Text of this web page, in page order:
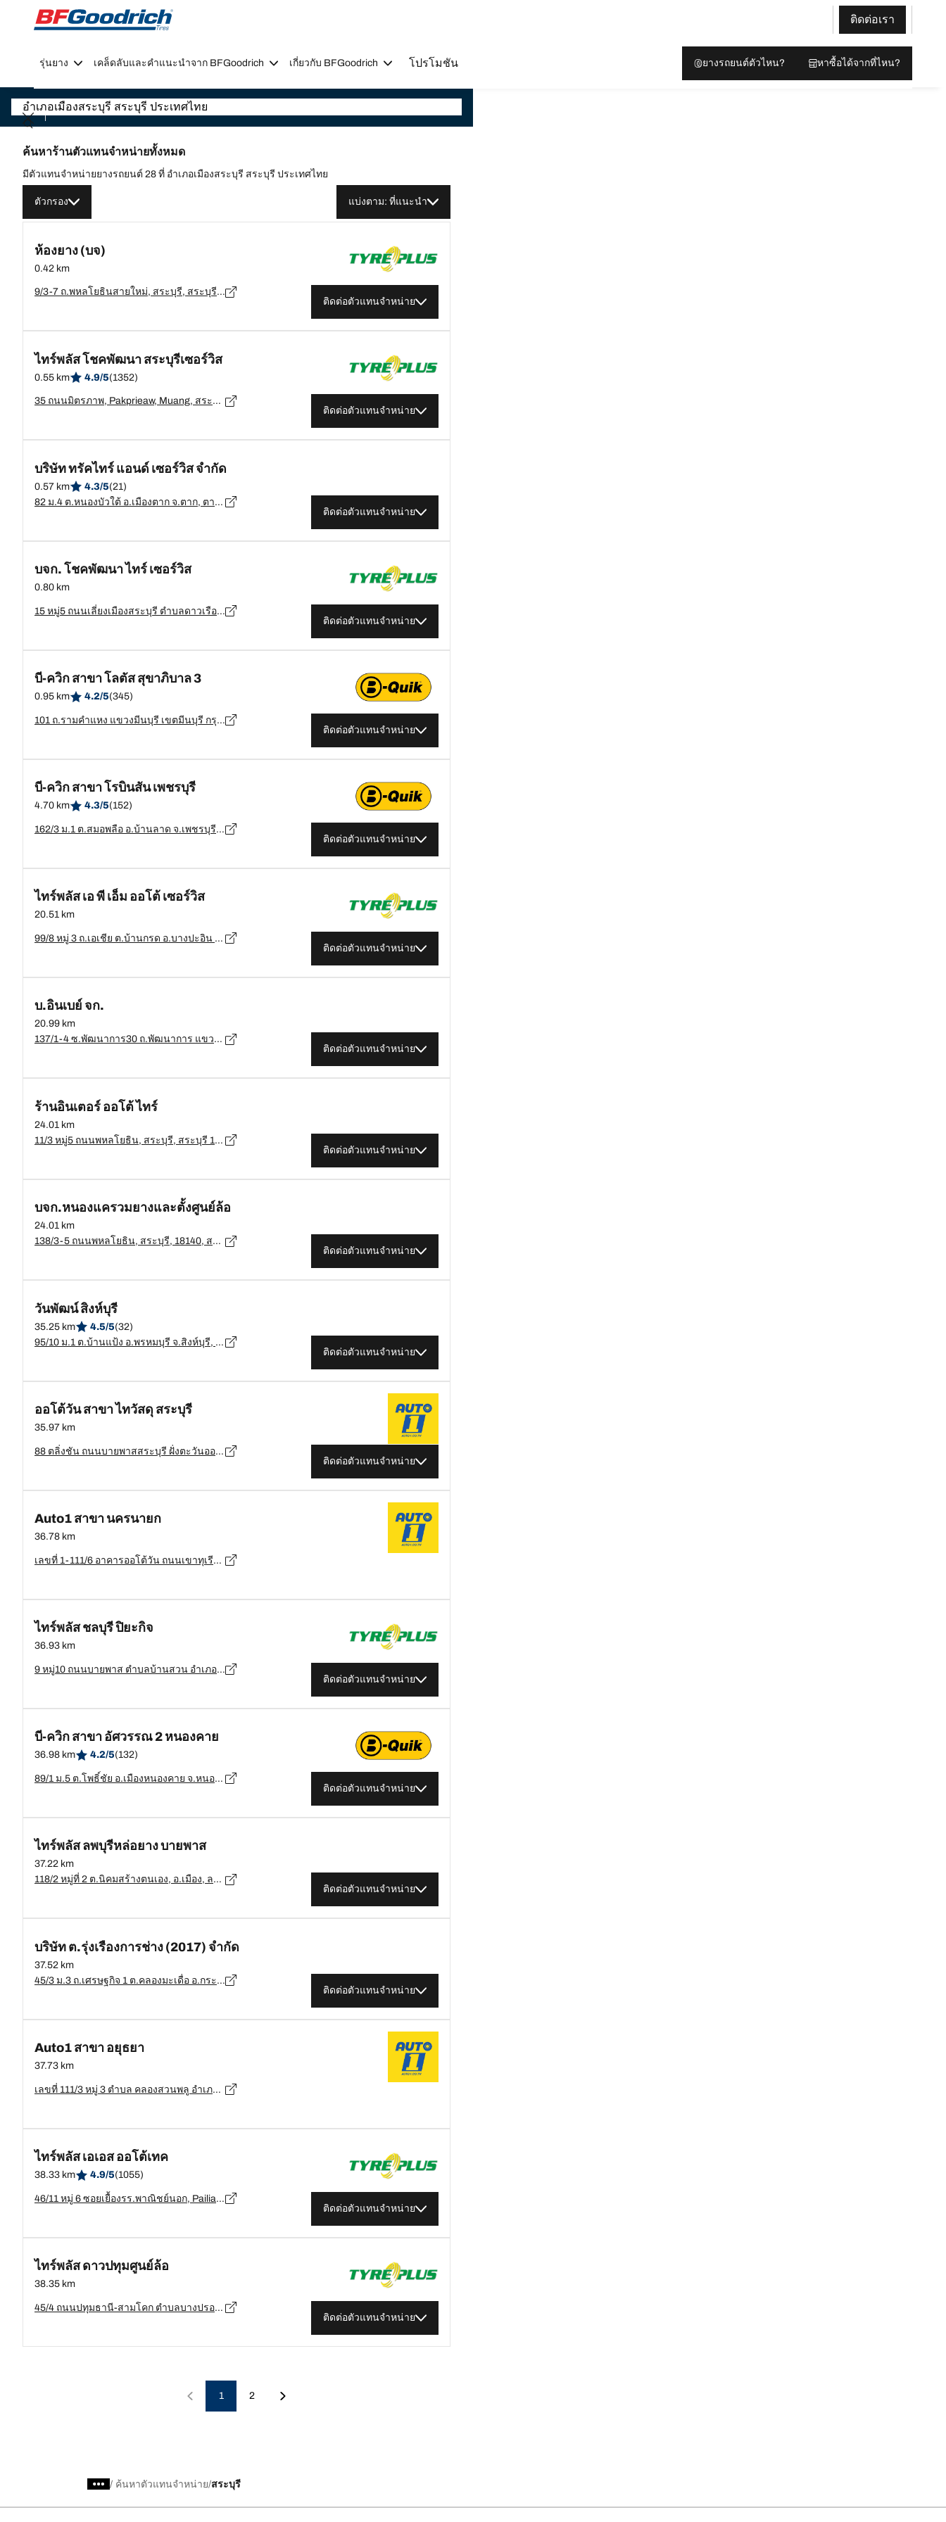
Go to page content
Go to page navigation
ติดต่อเรา
รุ่นยาง เคล็ดลับและคำแนะนำจาก BFGoodrich เกี่ยวกับ BFGoodrich โปรโมชัน ยางรถยนต์ตัวไหน? หาซื้อได้จากที่ไหน?
ค้นหาร้านตัวแทนจำหน่ายทั้งหมด
มีตัวแทนจำหน่ายยางรถยนต์ 28 ที่ อำเภอเมืองสระบุรี สระบุรี ประเทศไทย
ตัวกรอง แบ่งตาม: ที่แนะนำ
ห้องยาง (บจ)
0.42 km
9/3-7 ถ.พหลโยธินสายใหม่, สระบุรี, สระบุรี 18140 ต.หนองแค, สระบุรี - 18140
ติดต่อตัวแทนจำหน่าย
ไทร์พลัส โชคพัฒนา สระบุรีเซอร์วิส
0.55 km 4.9/5(1352)
35 ถนนมิตรภาพ, Pakprieaw, Muang, สระบุรี - 18000
ติดต่อตัวแทนจำหน่าย
บริษัท ทรัคไทร์ แอนด์ เซอร์วิส จำกัด
0.57 km 4.3/5(21)
82 ม.4 ต.หนองบัวใต้ อ.เมืองตาก จ.ตาก, ตาก - 63000
ติดต่อตัวแทนจำหน่าย
บจก. โชคพัฒนา ไทร์ เซอร์วิส
0.80 km
15 หมู่5 ถนนเลี่ยงเมืองสระบุรี ตำบลดาวเรือง อำเภอเมือง จังหวัดสระบุรี 18000, สระบุรี - 18000
ติดต่อตัวแทนจำหน่าย
บี-ควิก สาขา โลตัส สุขาภิบาล 3
0.95 km 4.2/5(345)
101 ถ.รามคำแหง แขวงมีนบุรี เขตมีนบุรี กรุงเทพมหานคร, กรุงเทพมหานคร - 10510
ติดต่อตัวแทนจำหน่าย
บี-ควิก สาขา โรบินสัน เพชรบุรี
4.70 km 4.3/5(152)
162/3 ม.1 ต.สมอพลือ อ.บ้านลาด จ.เพชรบุรี, เพชรบุรี - 76150
ติดต่อตัวแทนจำหน่าย
ไทร์พลัส เอ พี เอ็ม ออโต้ เซอร์วิส
20.51 km
99/8 หมู่ 3 ถ.เอเชีย ต.บ้านกรด อ.บางปะอิน จ.พระนครศรีอยุธยา 13160, พระนครศรีอยุธยา - 13160
ติดต่อตัวแทนจำหน่าย
บ.อินเบย์ จก.
20.99 km
137/1-4 ซ.พัฒนาการ30 ถ.พัฒนาการ แขวงสวนหลวง เขตสวนหลวง กรุงเทพมหานคร, กรุงเทพมหานคร - 10250
ติดต่อตัวแทนจำหน่าย
ร้านอินเตอร์ ออโต้ ไทร์
24.01 km
11/3 หมู่5 ถนนพหลโยธิน, สระบุรี, สระบุรี 18120, สระบุรี - 18120
ติดต่อตัวแทนจำหน่าย
บจก.หนองแครวมยางและตั้งศูนย์ล้อ
24.01 km
138/3-5 ถนนพหลโยธิน, สระบุรี, 18140, สระบุรี, สระบุรี - 18140
ติดต่อตัวแทนจำหน่าย
วันพัฒน์ สิงห์บุรี
35.25 km 4.5/5(32)
95/10 ม.1 ต.บ้านแป้ง อ.พรหมบุรี จ.สิงห์บุรี, สิงห์บุรี - 16120
ติดต่อตัวแทนจำหน่าย
ออโต้วัน สาขา ไทวัสดุ สระบุรี
35.97 km
88 ตลิ่งชัน ถนนบายพาสสระบุรี ฝั่งตะวันออก อ. เมือง จ. สระบุรี 18000, สระบุรี - 18000
ติดต่อตัวแทนจำหน่าย
Auto1 สาขา นครนายก
36.78 km
เลขที่ 1-111/6 อาคารออโต้วัน ถนนเขาทุเรียน ตำบล นครนายก อำเภอเมืองนครนายก, นครนายก - 26000
ไทร์พลัส ชลบุรี ปิยะกิจ
36.93 km
9 หมู่10 ถนนบายพาส ตำบลบ้านสวน อำเภอเมือง จังหวัดชลบุรี 20000, ชลบุรี - 20000
ติดต่อตัวแทนจำหน่าย
บี-ควิก สาขา อัศวรรณ 2 หนองคาย
36.98 km 4.2/5(132)
89/1 ม.5 ต.โพธิ์ชัย อ.เมืองหนองคาย จ.หนองคาย, หนองคาย - 43000
ติดต่อตัวแทนจำหน่าย
ไทร์พลัส ลพบุรีหล่อยาง บายพาส
37.22 km
118/2 หมู่ที่ 2 ต.นิคมสร้างตนเอง, อ.เมือง, ลพบุรี 15000, ลพบุรี, อ.เมือง - 15000
ติดต่อตัวแทนจำหน่าย
บริษัท ต.รุ่งเรืองการช่าง (2017) จำกัด
37.52 km
45/3 ม.3 ถ.เศรษฐกิจ 1 ต.คลองมะเดื่อ อ.กระทุ่มแบน จ.สมุทรสาคร, สมุทรสาคร - 74000
ติดต่อตัวแทนจำหน่าย
Auto1 สาขา อยุธยา
37.73 km
เลขที่ 111/3 หมู่ 3 ตำบล คลองสวนพลู อำเภอพระนครศรีอยุธยา, พระนครศรีอยุธยา - 13000
ไทร์พลัส เอเอส ออโต้เทค
38.33 km 4.9/5(1055)
46/11 หมู่ 6 ซอยเยื้องรร.พาณิชย์นอก, Pailiang, Bang Pa-in, พระนครศรีอยุธยา - 13000
ติดต่อตัวแทนจำหน่าย
ไทร์พลัส ดาวปทุมศูนย์ล้อ
38.35 km
45/4 ถนนปทุมธานี-สามโคก ตำบลบางปรอก อำเภอเมือง จังหวัดปทุมธานี 12000, ปทุมธานี - 12000
ติดต่อตัวแทนจำหน่าย
1 2
/ ค้นหาตัวแทนจำหน่าย สระบุรี